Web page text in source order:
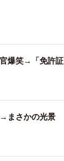
分のバイクを
でもらえるん
チェーンソー
ることになっ
ースなどをや
なって３ヶ月
ウアウをモデル
官爆笑→「免許証
まさかの光景